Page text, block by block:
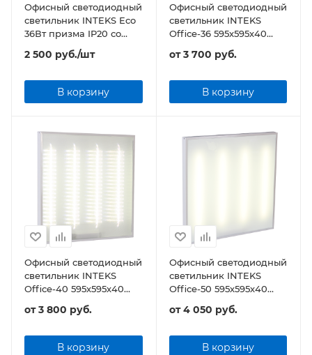
Офисный светодиодный
светильник INTEKS Eco
36Вт призма IP20 со
встроенным датчиком
движения
2 500 руб./шт
В корзину
Офисный светодиодный
светильник INTEKS
Office-36 595х595х40
универсальный
от3 700 руб.
В корзину
Офисный светодиодный
светильник INTEKS
Office-40 595х595х40
40Вт 4800Лм
универсальный
от3 800 руб.
В корзину
Офисный светодиодный
светильник INTEKS
Office-50 595х595х40
универсальный
от4 050 руб.
В корзину